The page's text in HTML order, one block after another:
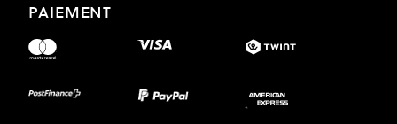
PAIEMENT